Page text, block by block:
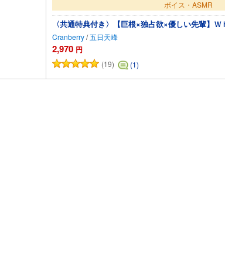
ボイス・ASMR
〈共通特典付き〉【巨根×独占欲×優しい先輩】Ｗ
Cranberry/五日天峰
2,970 円
(19) (1)